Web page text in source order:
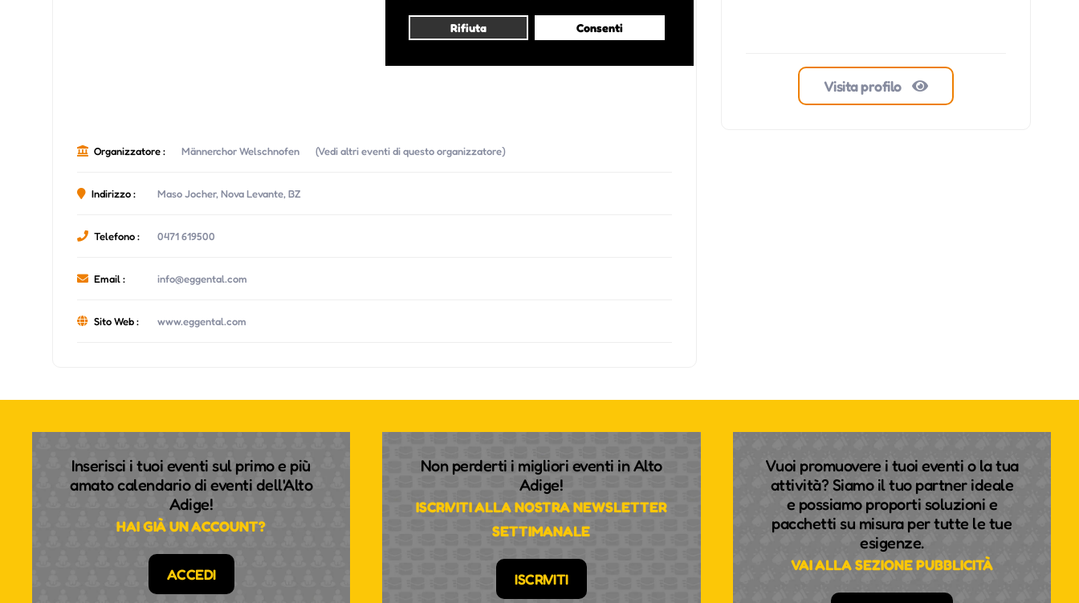
Rifiuta Consenti
Organizzatore : Männerchor Welschnofen (Vedi altri eventi di questo organizzatore)
Indirizzo : Maso Jocher, Nova Levante, BZ
Telefono : 0471 619500
Email : info@eggental.com
Sito Web : www.eggental.com
Visita profilo
Inserisci i tuoi eventi sul primo e più
amato calendario di eventi dell'Alto
Adige!
HAI GIÀ UN ACCOUNT?
ACCEDI
Non perderti i migliori eventi in Alto
Adige!
ISCRIVITI ALLA NOSTRA NEWSLETTER
SETTIMANALE
ISCRIVITI
Vuoi promuovere i tuoi eventi o la tua
attività? Siamo il tuo partner ideale
e possiamo proporti soluzioni e
pacchetti su misura per tutte le tue
esigenze.
VAI ALLA SEZIONE PUBBLICITÀ